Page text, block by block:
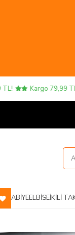
Kargo 79,99 TL!
ABIYEELBISEİKILI